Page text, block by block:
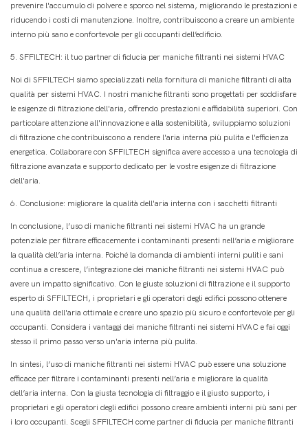
prevenire l'accumulo di polvere e sporco nel sistema, migliorando le prestazioni e
riducendo i costi di manutenzione. Inoltre, contribuiscono a creare un ambiente
interno più sano e confortevole per gli occupanti dell’edificio.
5. SFFILTECH: il tuo partner di fiducia per maniche filtranti nei sistemi HVAC
Noi di SFFILTECH siamo specializzati nella fornitura di maniche filtranti di alta
qualità per sistemi HVAC. I nostri maniche filtranti sono progettati per soddisfare
le esigenze di filtrazione dell'aria, offrendo prestazioni e affidabilità superiori. Con
particolare attenzione all'innovazione e alla sostenibilità, sviluppiamo soluzioni
di filtrazione che contribuiscono a rendere l'aria interna più pulita e l'efficienza
energetica. Collaborare con SFFILTECH significa avere accesso a una tecnologia di
filtrazione avanzata e supporto dedicato per le vostre esigenze di filtrazione
dell'aria.
6. Conclusione: migliorare la qualità dell'aria interna con i sacchetti filtranti
In conclusione, l’uso di maniche filtranti nei sistemi HVAC ha un grande
potenziale per filtrare efficacemente i contaminanti presenti nell’aria e migliorare
la qualità dell’aria interna. Poiché la domanda di ambienti interni puliti e sani
continua a crescere, l’integrazione dei maniche filtranti nei sistemi HVAC può
avere un impatto significativo. Con le giuste soluzioni di filtrazione e il supporto
esperto di SFFILTECH, i proprietari e gli operatori degli edifici possono ottenere
una qualità dell'aria ottimale e creare uno spazio più sicuro e confortevole per gli
occupanti. Considera i vantaggi dei maniche filtranti nei sistemi HVAC e fai oggi
stesso il primo passo verso un'aria interna più pulita.
In sintesi, l’uso di maniche filtranti nei sistemi HVAC può essere una soluzione
efficace per filtrare i contaminanti presenti nell’aria e migliorare la qualità
dell’aria interna. Con la giusta tecnologia di filtraggio e il giusto supporto, i
proprietari e gli operatori degli edifici possono creare ambienti interni più sani per
i loro occupanti. Scegli SFFILTECH come partner di fiducia per maniche filtranti